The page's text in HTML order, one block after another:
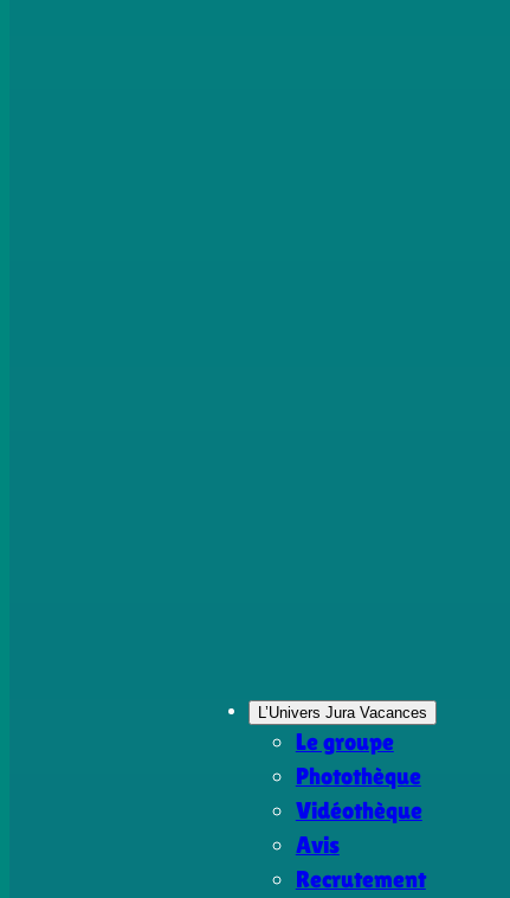
L’Univers Jura Vacances
Le groupe
Photothèque
Vidéothèque
Avis
Recrutement